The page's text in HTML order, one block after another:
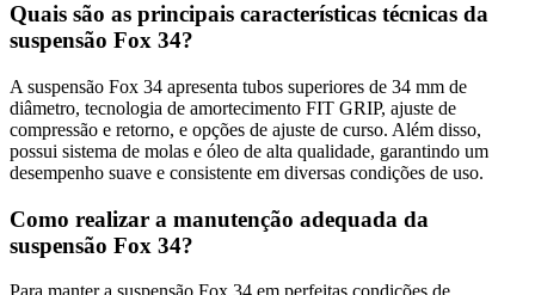
Quais são as principais características técnicas da
suspensão Fox 34?
A suspensão Fox 34 apresenta tubos superiores de 34 mm de
diâmetro, tecnologia de amortecimento FIT GRIP, ajuste de
compressão e retorno, e opções de ajuste de curso. Além disso,
possui sistema de molas e óleo de alta qualidade, garantindo um
desempenho suave e consistente em diversas condições de uso.
Como realizar a manutenção adequada da
suspensão Fox 34?